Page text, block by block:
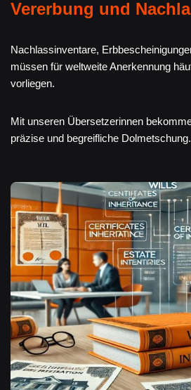
Vererbung und
Nachlassinventare,
müssen für weltweite Anerkennung
vorliegen.
Mit unseren Übersetzerinnen
präzise und begreifliche Dolmetschung.